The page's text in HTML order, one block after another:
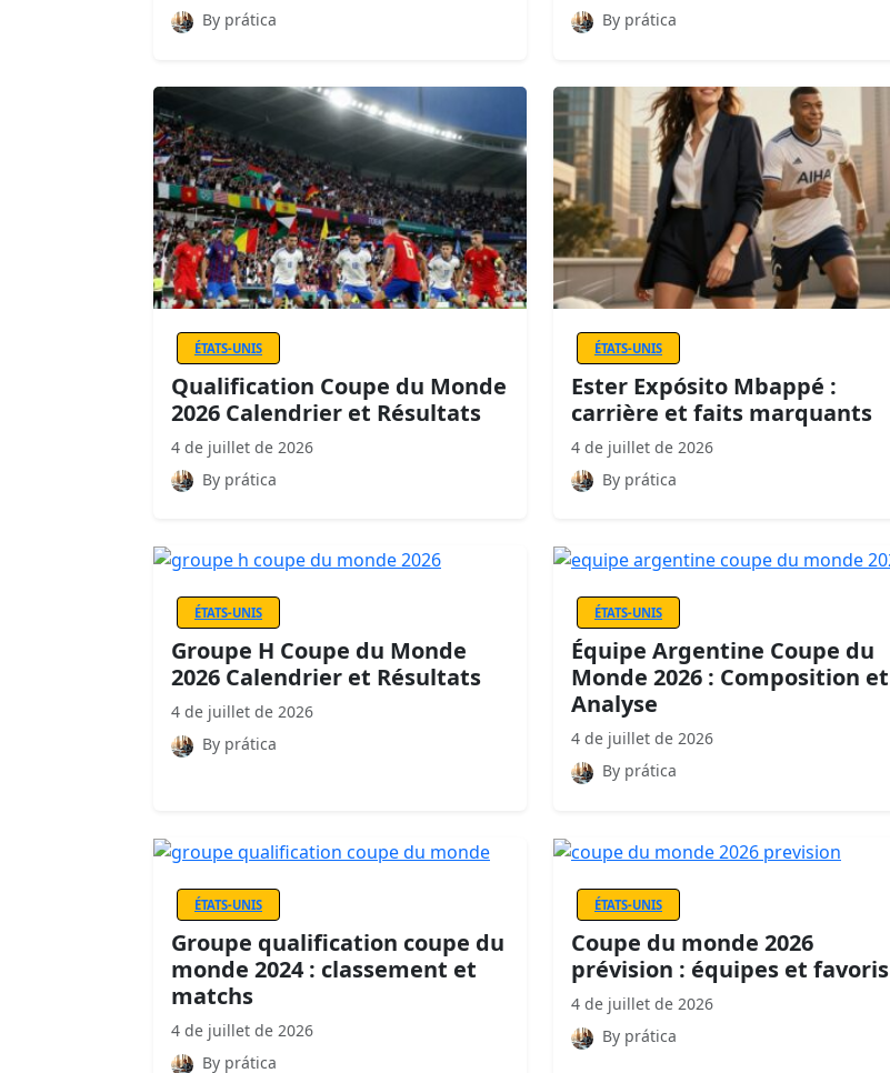
By prática
By prática
ÉTATS-UNIS
Qualification Coupe du Monde
2026 Calendrier et Résultats
4 de juillet de 2026
By prática
ÉTATS-UNIS
Ester Expósito Mbappé :
carrière et faits marquants
4 de juillet de 2026
By prática
ÉTATS-UNIS
Groupe H Coupe du Monde
2026 Calendrier et Résultats
4 de juillet de 2026
By prática
ÉTATS-UNIS
Équipe Argentine Coupe du
Monde 2026 : Composition et
Analyse
4 de juillet de 2026
By prática
ÉTATS-UNIS
Groupe qualification coupe du
monde 2024 : classement et
matchs
4 de juillet de 2026
By prática
ÉTATS-UNIS
Coupe du monde 2026
prévision : équipes et favoris
4 de juillet de 2026
By prática